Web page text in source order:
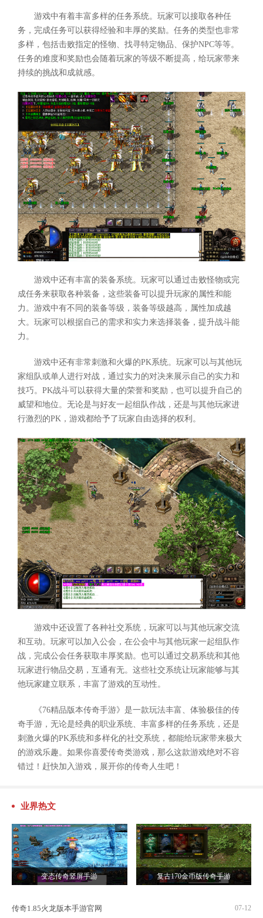
游戏中有着丰富多样的任务系统。玩家可以接取各种任
务，完成任务可以获得经验和丰厚的奖励。任务的类型也非常
多样，包括击败指定的怪物、找寻特定物品、保护NPC等等。
任务的难度和奖励也会随着玩家的等级不断提高，给玩家带来
持续的挑战和成就感。
游戏中还有丰富的装备系统。玩家可以通过击败怪物或完
成任务来获取各种装备，这些装备可以提升玩家的属性和能
力。游戏中有不同的装备等级，装备等级越高，属性加成越
大。玩家可以根据自己的需求和实力来选择装备，提升战斗能
力。
游戏中还有非常刺激和火爆的PK系统。玩家可以与其他玩
家组队或单人进行对战，通过实力的对决来展示自己的实力和
技巧。PK战斗可以获得大量的荣誉和奖励，也可以提升自己的
威望和地位。无论是与好友一起组队作战，还是与其他玩家进
行激烈的PK，游戏都给予了玩家自由选择的权利。
游戏中还设置了各种社交系统，玩家可以与其他玩家交流
和互动。玩家可以加入公会，在公会中与其他玩家一起组队作
战，完成公会任务获取丰厚奖励。也可以通过交易系统和其他
玩家进行物品交易，互通有无。这些社交系统让玩家能够与其
他玩家建立联系，丰富了游戏的互动性。
《76精品版本传奇手游》是一款玩法丰富、体验极佳的传
奇手游，无论是经典的职业系统、丰富多样的任务系统，还是
刺激火爆的PK系统和多样化的社交系统，都能给玩家带来极大
的游戏乐趣。如果你喜爱传奇类游戏，那么这款游戏绝对不容
错过！赶快加入游戏，展开你的传奇人生吧！
业界热文
变态传奇竖屏手游 复古170金币版传奇手游
传奇1.85火龙版本手游官网 07-12